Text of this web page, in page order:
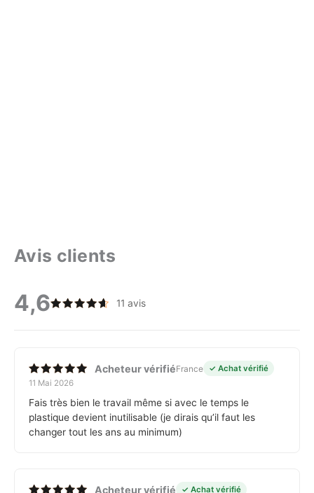
Avis clients
4,6
4.64sur
11 avis
Note5
Acheteur vérifiéFrance
✓ Achat vérifié
11 Mai 2026
Fais très bien le travail même si avec le temps le
plastique devient inutilisable (je dirais qu’il faut les
changer tout les ans au minimum)
Acheteur vérifié ✓ Achat vérifié